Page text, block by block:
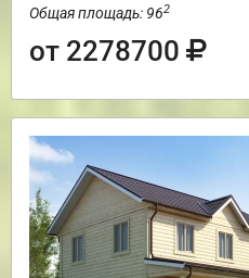
Общая площадь: 962
от 2278700